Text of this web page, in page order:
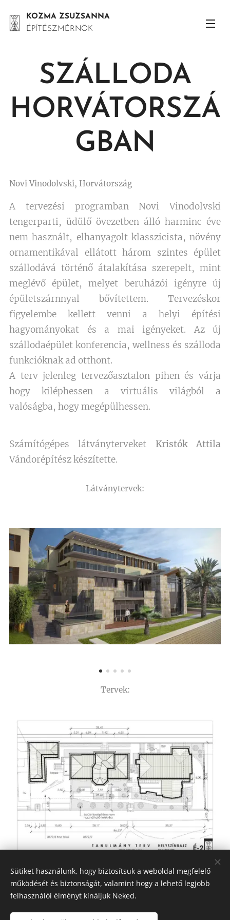
KOZMA ZSUZSANNA
ÉPÍTÉSZMÉRNÖK
SZÁLLODA
HORVÁTORSZÁ
GBAN
Novi Vinodolvski, Horvátország
A tervezési programban Novi Vinodolvski
tengerparti, üdülő övezetben álló harminc éve
nem használt, elhanyagolt klasszicista, növény
ornamentikával ellátott három szintes épület
szállodává történő átalakítása szerepelt, mint
meglévő épület, melyet beruházói igényre új
épületszárnnyal bővítettem. Tervezéskor
figyelembe kellett venni a helyi építési
hagyományokat és a mai igényeket. Az új
szállodaépület konferencia, wellness és szálloda
funkcióknak ad otthont.
A terv jelenleg tervezőasztalon pihen és várja
hogy kiléphessen a virtuális világból a
valóságba, hogy megépülhessen.
Számítógépes látványterveket Kristók Attila
Vándorépítész készítette.
Látványtervek:
Tervek:
Sütiket használunk, hogy biztosítsuk a weboldal megfelelő
működését és biztonságát, valamint hogy a lehető legjobb
felhasználói élményt kínáljuk Neked.